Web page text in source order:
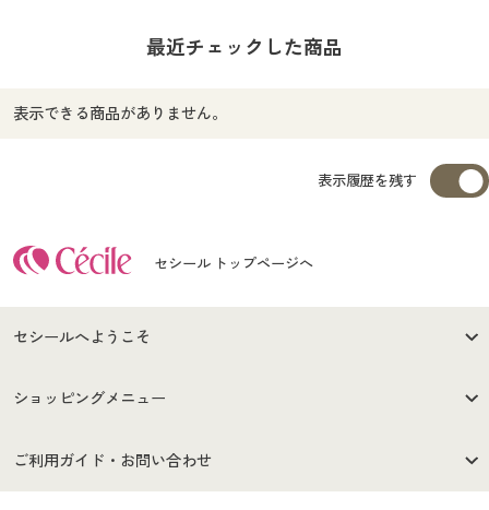
最近チェックした商品
表示できる商品がありません。
表示履歴を残す
セシール トップページへ
セシールへようこそ
はじめての方へ
セシールご利用規約
ショッピングメニュー
商品カテゴリ
ご利用ガイド・お問い合わせ